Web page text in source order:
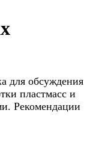
для обсуждения
пластмасс и
Рекомендации